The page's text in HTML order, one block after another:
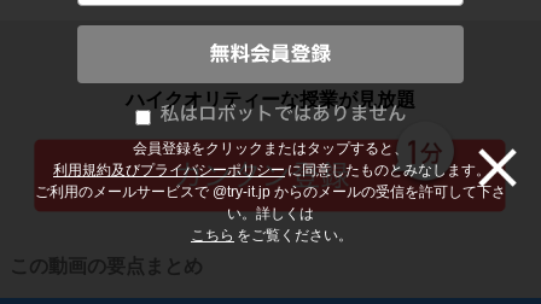
会員登録をクリックまたはタップすると、
利用規約及びプライバシーポリシー に同意したものとみなします。
ご利用のメールサービスで @try-it.jp からのメールの受信を許可して下さ
い。詳しくは
こちら をご覧ください。
子どもの勉強から大人の学び直しまで
ハイクオリティーな授業が見放題
この動画の要点まとめ